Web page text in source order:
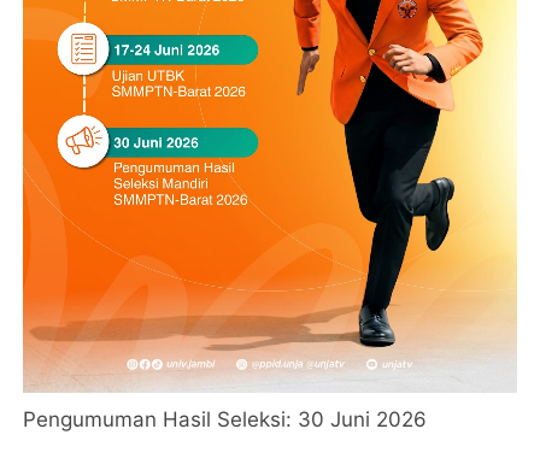
Pengumuman Hasil Seleksi: 30 Juni 2026